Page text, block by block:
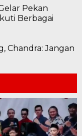
Pekan
Berbagai
Chandra: Jangan